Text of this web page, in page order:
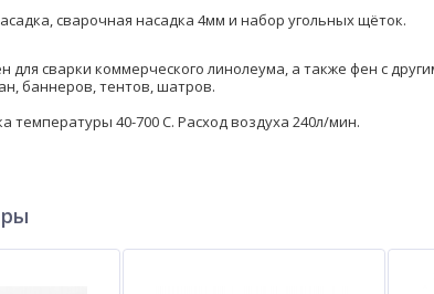
сварочная насадка 4мм и набор угольных щёток.
для сварки коммерческого линолеума, а также фен с
баннеров, тентов, шатров.
температуры 40-700 С. Расход воздуха 240л/мин.